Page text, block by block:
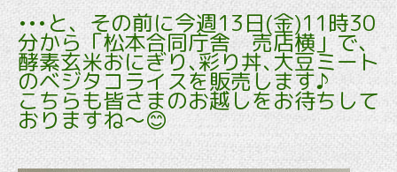
•••と、その前に今週13日(金)11時30
分から「松本合同庁舎 売店横」で､
酵素玄米おにぎり､彩り丼､大豆ミート
のベジタコライスを販売します♪
こちらも皆さまのお越しをお待ちして
おりますね～😊